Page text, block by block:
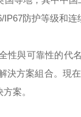
IP67防护等级和连
性與可靠性的代
方案組合。現
案。